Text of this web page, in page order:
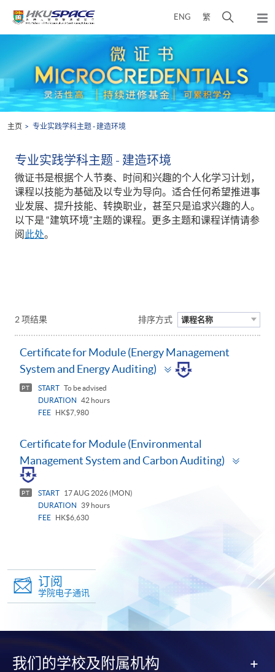
ENG 繁
开
介
面
弹
出
主页 专业实践学科主题 - 建造环境
专业实践学科主题 - 建造环境
微证书是根据个人节奏、时间和兴趣的个人化学习计划，
课程以技能为基础及以专业为导向。适合任何希望推进事
业发展、提升技能、转换职业，甚至只是追求兴趣的人。
以下是 “建筑环境”主题的课程。更多主题和课程详情请参
阅 此处。
2 项结果 排序方式 课程名称
Certificate for Module (Energy Management
System and Energy Auditing)
Toggle
panel
PT START To be advised
DURATION
42 hours
FEE
HK$7,980
Certificate for Module (Environmental
Management System and Carbon Auditing)
PT START
17 AUG 2026 (MON)
DURATION
39 hours
FEE
HK$6,630
订阅
学院电子通讯
我们的学校及附属机构